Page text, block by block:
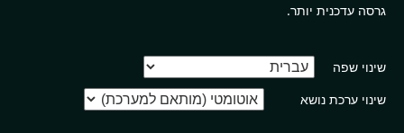
גרסה עדכנית יותר.
שינוי שפה
שינוי ערכת נושא